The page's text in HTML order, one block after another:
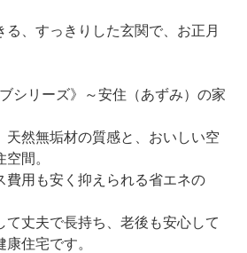
る、すっきりした玄関で、お正月
シリーズ》～安住（あずみ）の家
天然無垢材の質感と、おいしい空
間。
費用も安く抑えられる省エネの
て丈夫で長持ち、老後も安心して
住宅です。